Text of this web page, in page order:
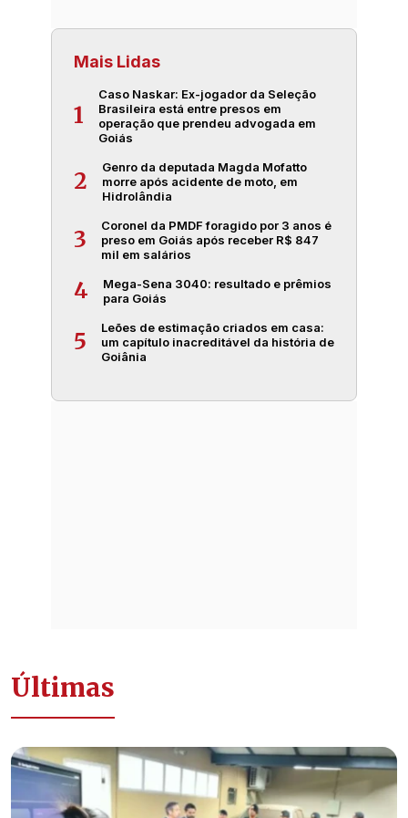
Mais Lidas
1
Caso Naskar: Ex-jogador da Seleção
Brasileira está entre presos em
operação que prendeu advogada em
Goiás
2
Genro da deputada Magda Mofatto
morre após acidente de moto, em
Hidrolândia
3
Coronel da PMDF foragido por 3 anos é
preso em Goiás após receber R$ 847
mil em salários
4
Mega-Sena 3040: resultado e prêmios
para Goiás
5
Leões de estimação criados em casa:
um capítulo inacreditável da história de
Goiânia
Últimas